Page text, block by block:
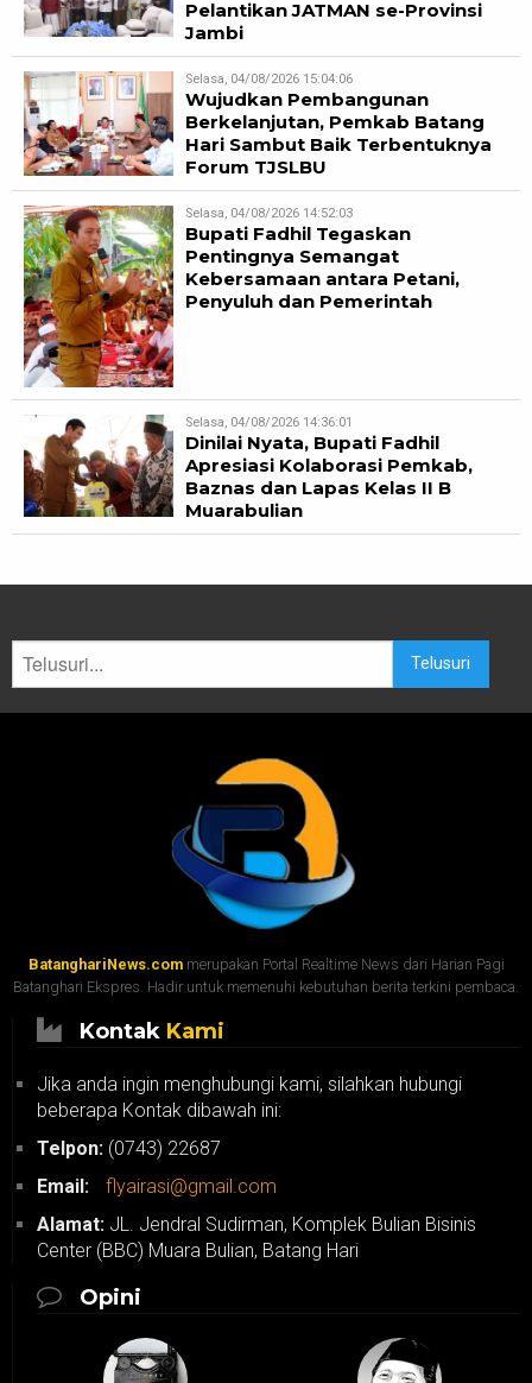
Pelantikan JATMAN se-Provinsi
Jambi
Selasa, 04/08/2026 15:04:06
Wujudkan Pembangunan
Berkelanjutan, Pemkab Batang
Hari Sambut Baik Terbentuknya
Forum TJSLBU
Selasa, 04/08/2026 14:52:03
Bupati Fadhil Tegaskan
Pentingnya Semangat
Kebersamaan antara Petani,
Penyuluh dan Pemerintah
Selasa, 04/08/2026 14:36:01
Dinilai Nyata, Bupati Fadhil
Apresiasi Kolaborasi Pemkab,
Baznas dan Lapas Kelas II B
Muarabulian
Telusuri
BatanghariNews.commerupakan Portal Realtime News dari Harian Pagi
Batanghari Ekspres. Hadir untuk memenuhi kebutuhan berita terkini pembaca.
Kontak Kami
Jika anda ingin menghubungi kami, silahkan hubungi
beberapa Kontak dibawah ini:
Telpon: (0743) 22687
Email:
flyairasi@gmail.com
Alamat: JL. Jendral Sudirman, Komplek Bulian Bisinis
Center (BBC) Muara Bulian, Batang Hari
Opini